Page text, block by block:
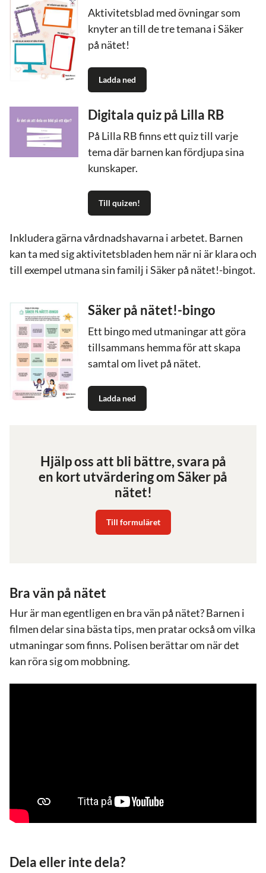
Aktivitetsblad med övningar som
knyter an till de tre temana i Säker
på nätet!
Ladda ned
Digitala quiz på Lilla RB
På Lilla RB finns ett quiz till varje
tema där barnen kan fördjupa sina
kunskaper.
Till quizen!
Inkludera gärna vårdnadshavarna i arbetet. Barnen
kan ta med sig aktivitetsbladen hem när ni är klara och
till exempel utmana sin familj i Säker på nätet!-bingot.
Säker på nätet!-bingo
Ett bingo med utmaningar att göra
tillsammans hemma för att skapa
samtal om livet på nätet.
Ladda ned
Hjälp oss att bli bättre, svara på
en kort utvärdering om Säker på
nätet!
Till formuläret
Bra vän på nätet
Hur är man egentligen en bra vän på nätet? Barnen i
filmen delar sina bästa tips, men pratar också om vilka
utmaningar som finns. Polisen berättar om när det
kan röra sig om mobbning.
Dela eller inte dela?